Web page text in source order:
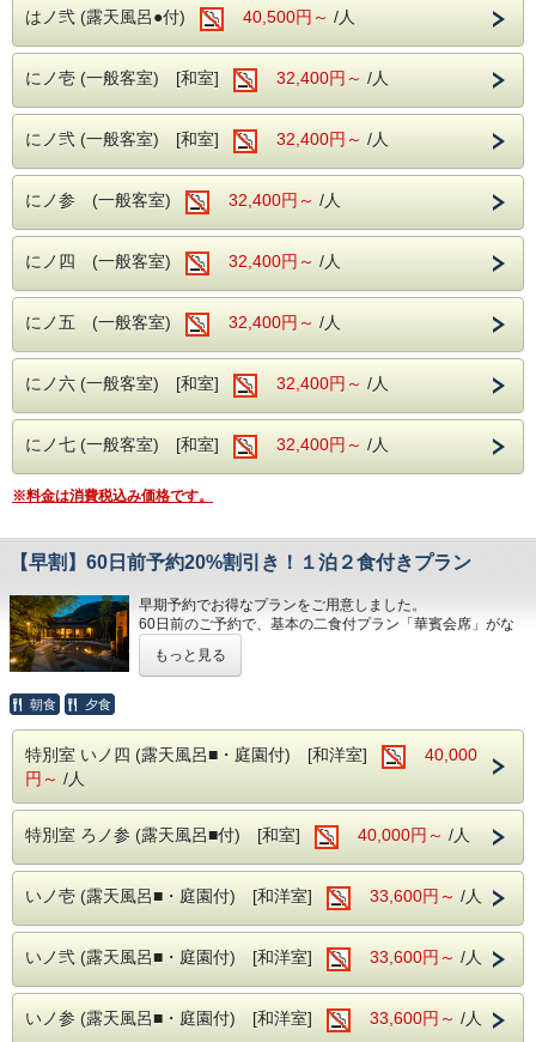
昼神温泉の特徴である単純硫黄温泉(低張性アルカリ性高温
泉)を
思う存分堪能していただき、南信州の四季を感じられる山川
の幸を
ご満喫ください。
はノ弐 (露天風呂●付) 40,500円～ /人
にノ壱 (一般客室) [和室] 32,400円～ /人
にノ弐 (一般客室) [和室] 32,400円～ /人
にノ参 (一般客室) 32,400円～ /人
にノ四 (一般客室) 32,400円～ /人
にノ五 (一般客室) 32,400円～ /人
にノ六 (一般客室) [和室] 32,400円～ /人
にノ七 (一般客室) [和室] 32,400円～ /人
※料金は消費税込み価格です。
【早割】60日前予約20%割引き！１泊２食付きプラン
早期予約でお得なプランをご用意しました。
60日前のご予約で、基本の二食付プラン「華賓会席」がな
お食事の内容は通常のプランと変わりありません。
玄竹が厳選した季節のお土産もプレゼント♪
通常のキャンセル料は5日前から発生いたしますが、
このプランでは14日前よりキャンセル料をご負担いただき
ご了承ください。キャンセル料はご予約料金の20%となり
ます。
■玄竹の湯
・お肌蘇る国内屈指の極上『美肌の湯』昼神温泉。
・強アルカリ性泉質で素肌を磨き滑らか。
・ナトリウムイオンでしっかり保湿。
もっと見る
朝食 夕食
特別室 いノ四 (露天風呂■・庭園付) [和洋室]
40,000
円～ /人
特別室 ろノ参 (露天風呂■付) [和室] 40,000円～ /人
いノ壱 (露天風呂■・庭園付) [和洋室] 33,600円～ /人
いノ弐 (露天風呂■・庭園付) [和洋室] 33,600円～ /人
いノ参 (露天風呂■・庭園付) [和洋室] 33,600円～ /人